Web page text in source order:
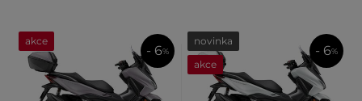
akce
- 6%
novinka
akce
- 6%